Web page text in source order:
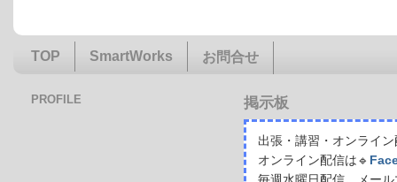
TOP SmartWorks お問合せ
掲示板
出張・講習・オンライ
オンライン配信は🔹
PROFILE